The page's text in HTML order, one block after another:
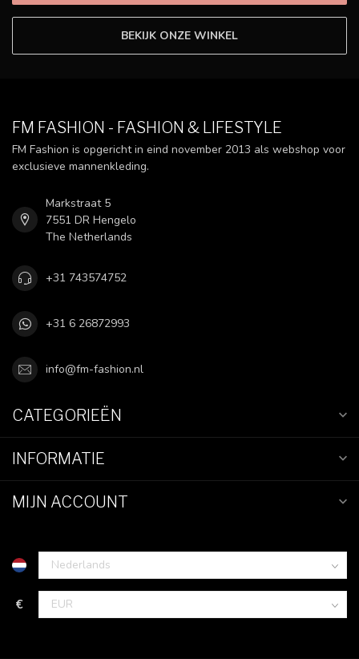
BEKIJK ONZE WINKEL
FM FASHION - FASHION & LIFESTYLE
FM Fashion is opgericht in eind november 2013 als webshop voor
exclusieve mannenkleding.
Markstraat 5
7551 DR Hengelo
The Netherlands
+31 743574752
+31 6 26872993
info@fm-fashion.nl
CATEGORIEËN
INFORMATIE
MIJN ACCOUNT
€